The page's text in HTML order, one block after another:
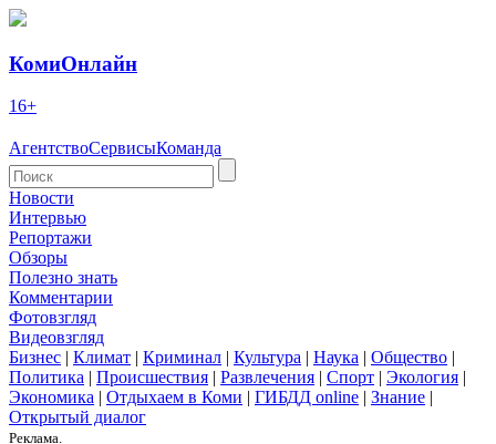
КомиОнлайн
16+
АгентствоСервисыКоманда
Новости
Интервью
Репортажи
Обзоры
Полезно знать
Комментарии
Фотовзгляд
Видеовзгляд
Бизнес | Климат | Криминал | Культура | Наука | Общество |
Политика | Происшествия | Развлечения | Спорт | Экология |
Экономика | Отдыхаем в Коми | ГИБДД online | Знание |
Открытый диалог
Реклама.